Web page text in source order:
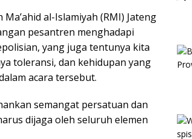
al-Islamiyah (RMI) Jateng
pesantren menghadapi
yang juga tentunya kita
toleransi, dan kehidupan yang
acara tersebut.
semangat persatuan dan
dijaga oleh seluruh elemen